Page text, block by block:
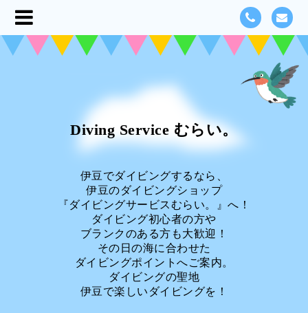
Diving Service むらい。
伊豆でダイビングするなら、
伊豆のダイビングショップ
『ダイビングサービスむらい。』へ！
ダイビング初心者の方や
ブランクのある方も大歓迎！
その日の海に合わせた
ダイビングポイントへご案内。
ダイビングの聖地
伊豆で楽しいダイビングを！